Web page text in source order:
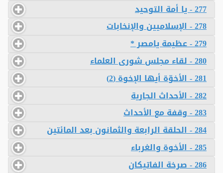
277 - يا أمة التوحيد
278 - الإسلاميين والإنخابات
279 - عظيمة يامصر *
280 - لقاء مجلس شورى العلماء
281 - الأخوّة أيها الإخوة (2)
282 - الأحداث الجارية
283 - وقفة مع الأحداث
284 - الحلقة الرابعة والثمانون بعد المائتين
285 - الأخوة والغرباء
286 - صرخة الفاتيكان